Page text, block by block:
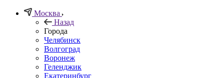
Москва
Назад
Города
Челябинск
Волгоград
Воронеж
Геленджик
Екатеринбург